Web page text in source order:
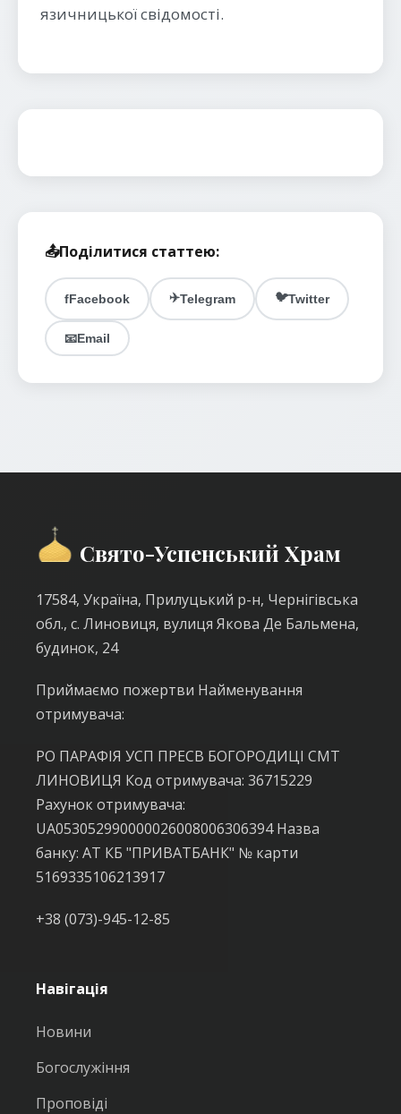
язичницької свідомості.
📤Поділитися статтею:
fFacebook ✈️Telegram 🐦Twitter
📧Email
Свято-Успенський Храм
17584, Україна, Прилуцький р-н, Чернігівська
обл., с. Линовиця, вулиця Якова Де Бальмена,
будинок, 24
Приймаємо пожертви Найменування
отримувача:
РО ПАРАФІЯ УСП ПРЕСВ БОГОРОДИЦІ СМТ
ЛИНОВИЦЯ Код отримувача: 36715229
Рахунок отримувача:
UA053052990000026008006306394 Назва
банку: АТ КБ "ПРИВАТБАНК" № карти
5169335106213917
+38 (073)-945-12-85
Навігація
Новини
Богослужіння
Проповіді